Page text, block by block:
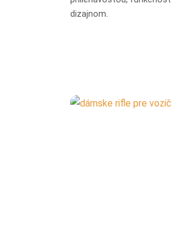
dizajnom.